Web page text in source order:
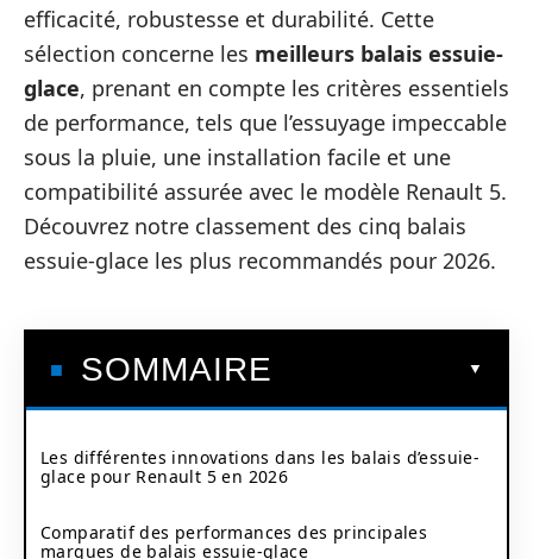
efficacité, robustesse et durabilité. Cette
sélection concerne les meilleurs balais essuie-
glace, prenant en compte les critères essentiels
de performance, tels que l’essuyage impeccable
sous la pluie, une installation facile et une
compatibilité assurée avec le modèle Renault 5.
Découvrez notre classement des cinq balais
essuie-glace les plus recommandés pour 2026.
SOMMAIRE
Les différentes innovations dans les balais d’essuie-
glace pour Renault 5 en 2026
Comparatif des performances des principales
marques de balais essuie-glace